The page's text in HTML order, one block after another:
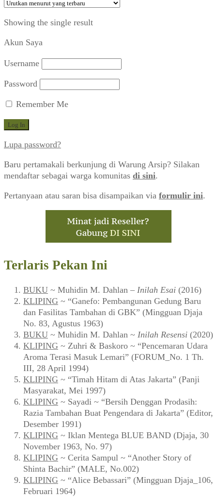
Showing the single result
Akun Saya
Username
Password
Remember Me
Lupa password?
Baru pertamakali berkunjung di Warung Arsip? Silakan
mendaftar sebagai warga komunitas di sini.
Pertanyaan atau saran bisa disampaikan via formulir ini.
Terlaris Pekan Ini
BUKU ~ Muhidin M. Dahlan – Inilah Esai (2016)
KLIPING ~ “Ganefo: Pembangunan Gedung Baru
dan Fasilitas Tambahan di GBK” (Mingguan Djaja
No. 83, Agustus 1963)
BUKU ~ Muhidin M. Dahlan ~ Inilah Resensi (2020)
KLIPING ~ Zuhri & Baskoro ~ “Pencemaran Udara
Aroma Terasi Masuk Lemari” (FORUM_No. 1 Th.
III, 28 April 1994)
KLIPING ~ “Timah Hitam di Atas Jakarta” (Panji
Masyarakat, Mei 1997)
KLIPING ~ Sayadi ~ “Bersih Denggan Prodasih:
Razia Tambahan Buat Pengendara di Jakarta” (Editor,
Desember 1991)
KLIPING ~ Iklan Mentega BLUE BAND (Djaja, 30
November 1963, No. 97)
KLIPING ~ Cerita Sampul ~ “Another Story of
Shinta Bachir” (MALE, No.002)
KLIPING ~ “Alice Bebassari” (Mingguan Djaja_106,
Februari 1964)